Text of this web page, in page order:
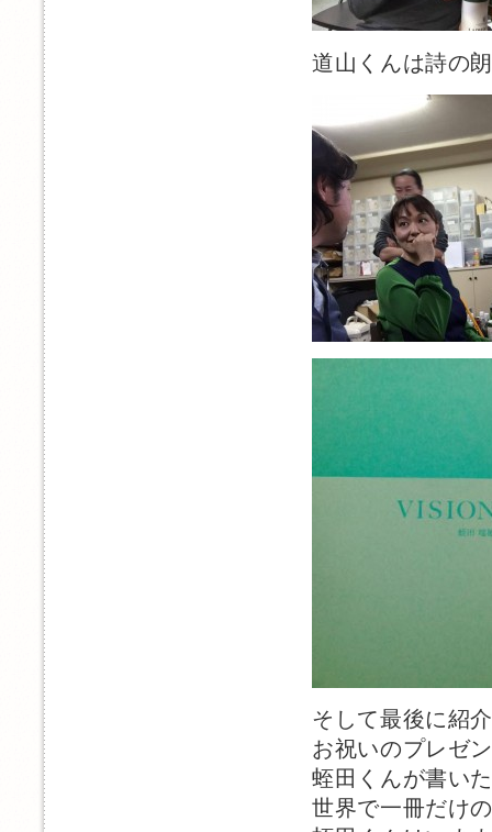
道山くんは詩の
そして最後に紹
お祝いのプレゼ
蛭田くんが書い
世界で一冊だけ